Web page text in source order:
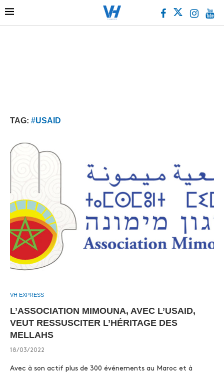
TAG: #USAID
VH EXPRESS
L’ASSOCIATION MIMOUNA, AVEC L’USAID,
VEUT RESSUSCITER L’HÉRITAGE DES
MELLAHS
18/03/2022
Avec à son actif plus de 300 événements au Maroc et à